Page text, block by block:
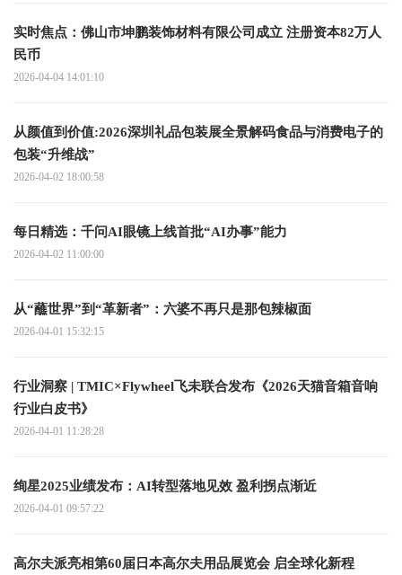
实时焦点：佛山市坤鹏装饰材料有限公司成立 注册资本82万人
民币
2026-04-04 14:01:10
从颜值到价值:2026深圳礼品包装展全景解码食品与消费电子的
包装“升维战”
2026-04-02 18:00:58
每日精选：千问AI眼镜上线首批“AI办事”能力
2026-04-02 11:00:00
从“蘸世界”到“革新者”：六婆不再只是那包辣椒面
2026-04-01 15:32:15
行业洞察 | TMIC×Flywheel飞未联合发布《2026天猫音箱音响
行业白皮书》
2026-04-01 11:28:28
绚星2025业绩发布：AI转型落地见效 盈利拐点渐近
2026-04-01 09:57:22
高尔夫派亮相第60届日本高尔夫用品展览会 启全球化新程